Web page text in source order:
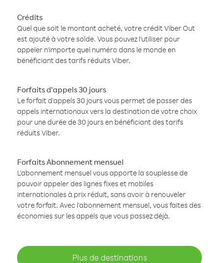
Crédits
Quel que soit le montant acheté, votre crédit Viber Out
est ajouté à votre solde. Vous pouvez l'utiliser pour
appeler n'importe quel numéro dans le monde en
bénéficiant des tarifs réduits Viber.
Forfaits d'appels 30 jours
Le forfait d'appels 30 jours vous permet de passer des
appels internationaux vers la destination de votre choix
pour une durée de 30 jours en bénéficiant des tarifs
réduits Viber.
Forfaits Abonnement mensuel
L'abonnement mensuel vous apporte la souplesse de
pouvoir appeler des lignes fixes et mobiles
internationales à prix réduit, sans avoir à renouveler
votre forfait. Avec l'abonnement mensuel, vous faites des
économies sur les appels que vous passez déjà.
Plus de destinations